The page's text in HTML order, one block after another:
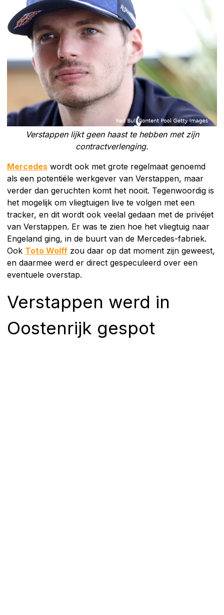
Verstappen lijkt geen haast te hebben met zijn
contractverlenging.
Mercedes wordt ook met grote regelmaat genoemd
als een potentiële werkgever van Verstappen, maar
verder dan geruchten komt het nooit. Tegenwoordig is
het mogelijk om vliegtuigen live te volgen met een
tracker, en dit wordt ook veelal gedaan met de privéjet
van Verstappen. Er was te zien hoe het vliegtuig naar
Engeland ging, in de buurt van de Mercedes-fabriek.
Ook Toto Wolff zou daar op dat moment zijn geweest,
en daarmee werd er direct gespeculeerd over een
eventuele overstap.
Verstappen werd in
Oostenrijk gespot